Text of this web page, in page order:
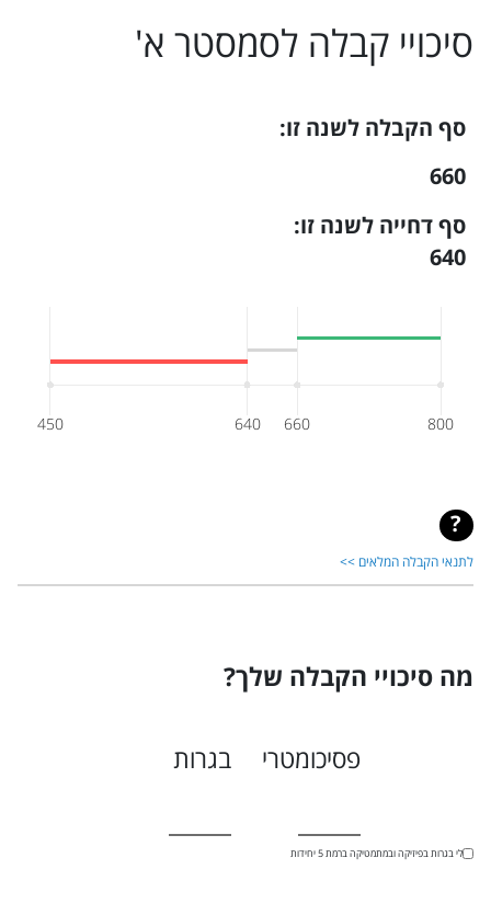
סיכויי קבלה לסמסטר א'
סף הקבלה לשנה זו:
660
סף דחייה לשנה זו:
640
450 640 660 800
לתנאי הקבלה המלאים >>
מה סיכויי הקבלה שלך?
פסיכומטרי בגרות
יש לי בגרות בפיזיקה ובמתמטיקה ברמת 5 יחידות